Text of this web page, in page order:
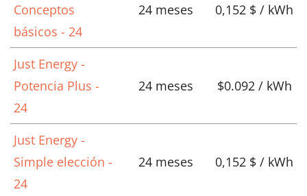
Conceptos
básicos - 24
24 meses 0,152 $ / kWh
Just Energy -
Potencia Plus -
24
24 meses $0.092 / kWh
Just Energy -
Simple elección -
24
24 meses 0,152 $ / kWh